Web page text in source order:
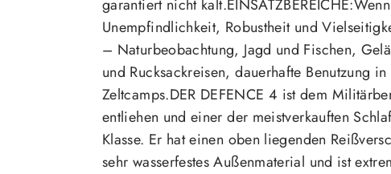
garantiert nicht
Unempfindlichkeit, Robustheit und
– Naturbeobachtung, Jagd und Fischen,
und Rucksackreisen, dauerhafte Benutzung in
Zeltcamps.DER DEFENCE 4 ist dem
entliehen und einer der meistverkauften
Klasse. Er hat einen oben liegenden
sehr wasserfestes Außenmaterial und ist